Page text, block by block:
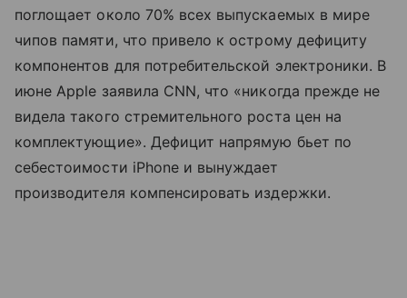
поглощает около 70% всех выпускаемых в мире
чипов памяти, что привело к острому дефициту
компонентов для потребительской электроники. В
июне Apple заявила CNN, что «никогда прежде не
видела такого стремительного роста цен на
комплектующие». Дефицит напрямую бьет по
себестоимости iPhone и вынуждает
производителя компенсировать издержки.